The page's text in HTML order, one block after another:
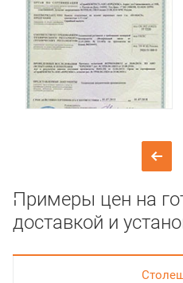
Примеры цен на
доставкой и